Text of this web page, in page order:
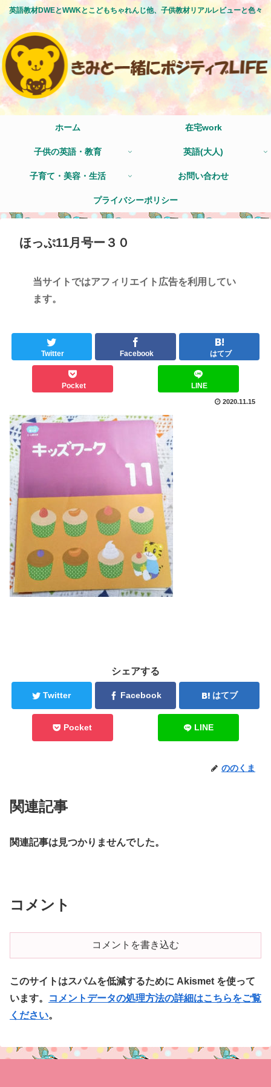
英語教材DWEとWWKとこどもちゃれんじ他、子供教材リアルレビューと色々
ホーム 在宅work
子供の英語・教育 英語(大人)
子育て・美容・生活 お問い合わせ
プライバシーポリシー
ほっぷ11月号ー３０
当サイトではアフィリエイト広告を利用してい
ます。
Twitter Facebook はてブ
Pocket LINE
2020.11.15
シェアする
Twitter Facebook はてブ
Pocket LINE
ののくま
関連記事
関連記事は見つかりませんでした。
コメント
コメントを書き込む
このサイトはスパムを低減するために Akismet を使って
います。
コメントデータの処理方法の詳細はこちらをご覧
ください。